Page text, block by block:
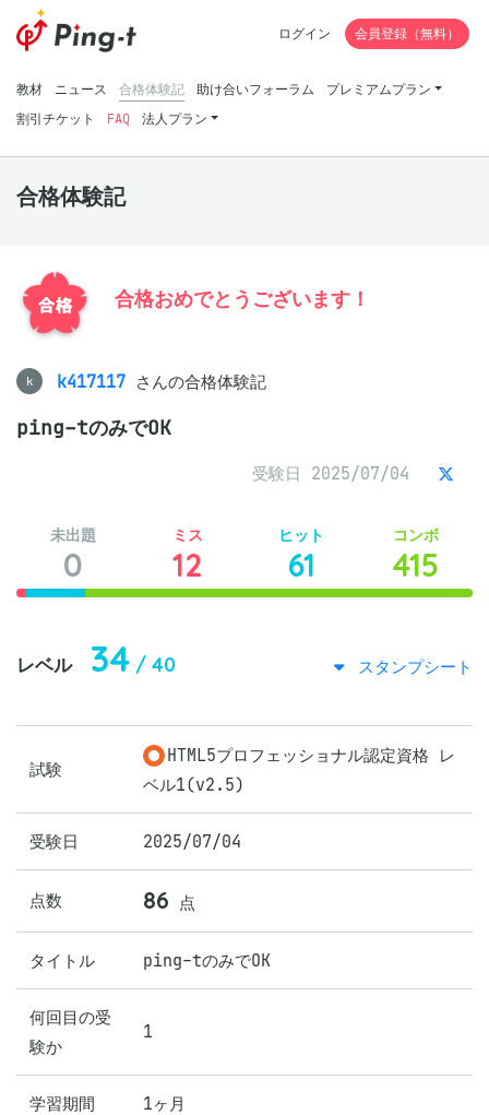
教材 ニュース 合格体験記 助け合いフォーラム
プレミアムプラン
割引チケット
FAQ 法人プラン
ログイン 会員登録（無料）
合格体験記
合格おめでとうございます！
k k417117 さんの合格体験記
ping-tのみでOK
受験日 2025/07/04
未出題
0
ミス
12
ヒット
61
コンボ
415
レベル 34 / 40 スタンプシート
試験
HTML5プロフェッショナル認定資格 レ
ベル1(v2.5)
受験日 2025/07/04
点数 86 点
タイトル ping-tのみでOK
何回目の受
験か
1
学習期間 1ヶ月